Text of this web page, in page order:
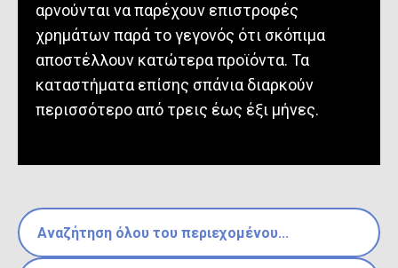
αρνούνται να παρέχουν επιστροφές
χρημάτων παρά το γεγονός ότι σκόπιμα
αποστέλλουν κατώτερα προϊόντα. Τα
καταστήματα επίσης σπάνια διαρκούν
περισσότερο από τρεις έως έξι μήνες.